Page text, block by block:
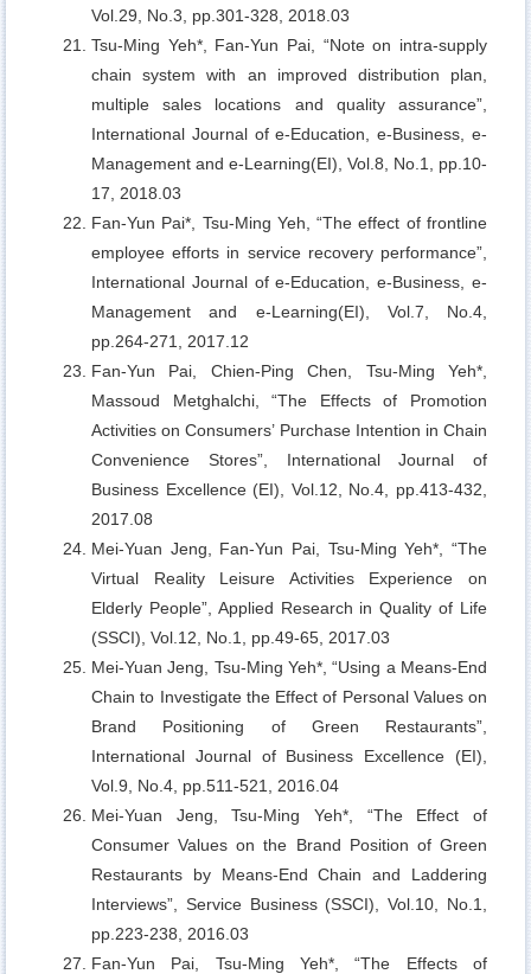
Vol.29, No.3, pp.301-328, 2018.03
Tsu-Ming Yeh*, Fan-Yun Pai, “Note on intra-supply
chain system with an improved distribution plan,
multiple sales locations and quality assurance”,
International Journal of e-Education, e-Business, e-
Management and e-Learning(EI), Vol.8, No.1, pp.10-
17, 2018.03
Fan-Yun Pai*, Tsu-Ming Yeh,“The effect of frontline
employee efforts in service recovery performance”,
International Journal of e-Education, e-Business, e-
Management and e-Learning(EI), Vol.7, No.4,
pp.264-271, 2017.12
Fan-Yun Pai, Chien-Ping Chen, Tsu-Ming Yeh*,
Massoud Metghalchi,“The Effects of Promotion
Activities on Consumers’ Purchase Intention in Chain
Convenience Stores”, International Journal of
Business Excellence (EI), Vol.12, No.4, pp.413-432,
2017.08
Mei-Yuan Jeng, Fan-Yun Pai, Tsu-Ming Yeh*, “The
Virtual Reality Leisure Activities Experience on
Elderly People”, Applied Research in Quality of Life
(SSCI), Vol.12, No.1, pp.49-65, 2017.03
Mei-Yuan Jeng, Tsu-Ming Yeh*,“Using a Means-End
Chain to Investigate the Effect of Personal Values on
Brand Positioning of Green Restaurants”,
International Journal of Business Excellence (EI),
Vol.9, No.4, pp.511-521, 2016.04
Mei-Yuan Jeng, Tsu-Ming Yeh*, “The Effect of
Consumer Values on the Brand Position of Green
Restaurants by Means‐End Chain and Laddering
Interviews”, Service Business (SSCI), Vol.10, No.1,
pp.223-238, 2016.03
Fan-Yun Pai, Tsu-Ming Yeh*,“The Effects of